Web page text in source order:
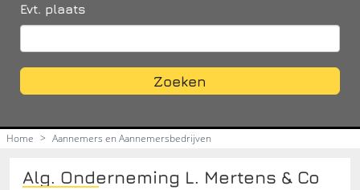
Evt. plaats
Zoeken
Home > Aannemers en Aannemersbedrijven
Alg. Onderneming L. Mertens & Co